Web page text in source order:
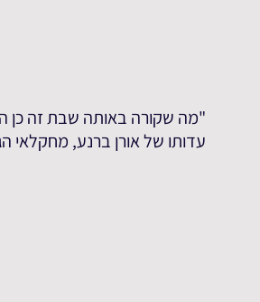
"מה שקורה באותה שבת זה כן
עדותו של אורן ברנע,